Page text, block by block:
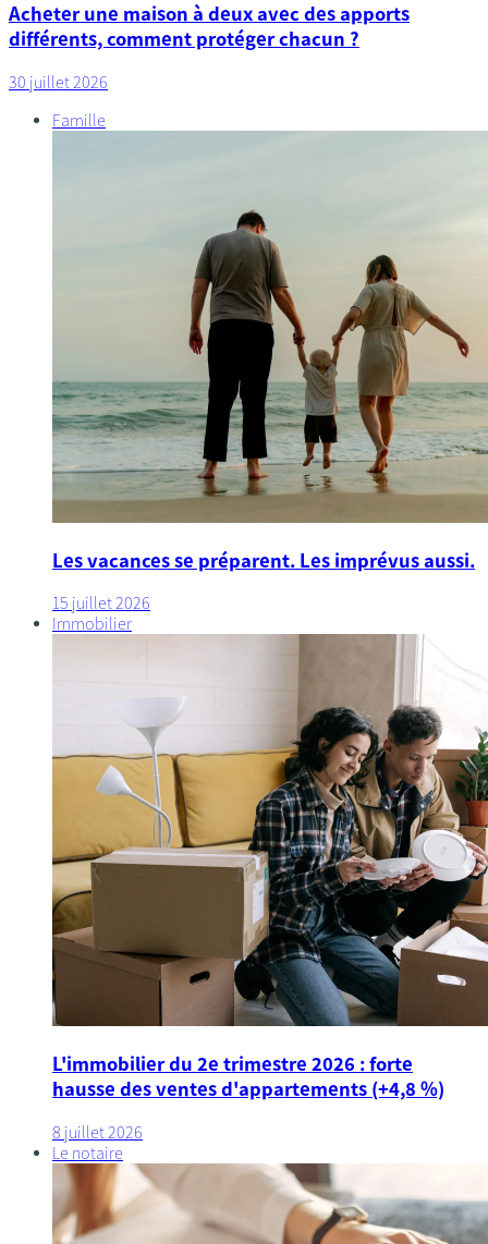
Acheter une maison à deux avec des apports
différents, comment protéger chacun ?
30 juillet 2026
Famille
Les vacances se préparent. Les imprévus aussi.
15 juillet 2026
Immobilier
L'immobilier du 2e trimestre 2026 : forte
hausse des ventes d'appartements (+4,8 %)
8 juillet 2026
Le notaire